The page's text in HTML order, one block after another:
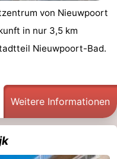
von Nieuwpoort
in nur 3,5 km
Nieuwpoort-Bad.
Weitere Informationen